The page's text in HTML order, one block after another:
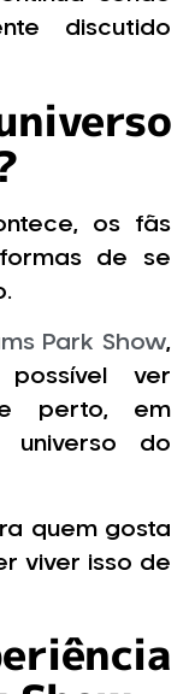
discutido
os fãs
de se
Park Show,
ver
perto, em
universo do
quem gosta
viver isso de